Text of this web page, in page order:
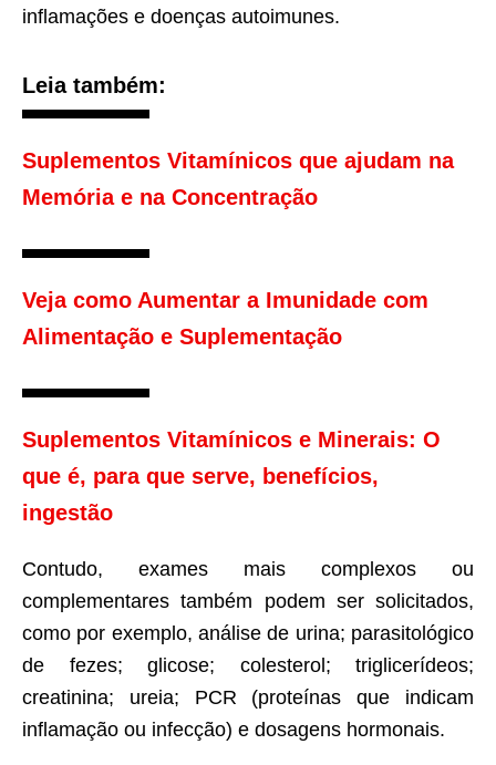
inflamações e doenças autoimunes.
Leia também:
Suplementos Vitamínicos que ajudam na
Memória e na Concentração
Veja como Aumentar a Imunidade com
Alimentação e Suplementação
Suplementos Vitamínicos e Minerais: O
que é, para que serve, benefícios,
ingestão
Contudo, exames mais complexos ou
complementares também podem ser solicitados,
como por exemplo, análise de urina; parasitológico
de fezes; glicose; colesterol; triglicerídeos;
creatinina; ureia; PCR (proteínas que indicam
inflamação ou infecção) e dosagens hormonais.